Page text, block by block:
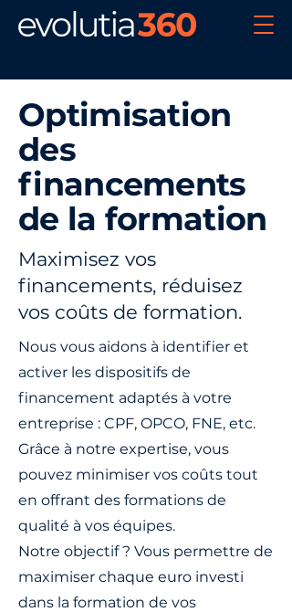
Optimisation
des
financements
de la formation
Maximisez vos
financements, réduisez
vos coûts de formation.
Nous vous aidons à identifier et
activer les dispositifs de
financement adaptés à votre
entreprise : CPF, OPCO, FNE, etc.
Grâce à notre expertise, vous
pouvez minimiser vos coûts tout
en offrant des formations de
qualité à vos équipes.
Notre objectif ? Vous permettre de
maximiser chaque euro investi
dans la formation de vos